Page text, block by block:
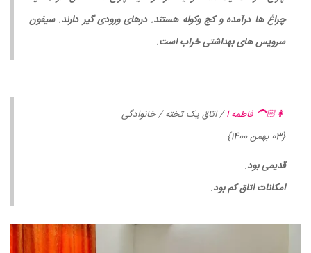
چراغ ها درآمده و کج وکوله هستند. درهای ورودی گیر دارند. سیفون
سرویس های بهداشتی خراب است.
👩🏻‍🦱 فاطمه ا/ اتاق یک تخته / خانوادگی
{03 بهمن 1400}
قدیمی بود.
امکانات اتاق کم بود.